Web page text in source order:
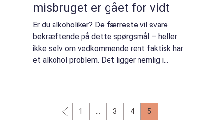
misbruget er gået for vidt
Er du alkoholiker? De færreste vil svare
bekræftende på dette spørgsmål – heller
ikke selv om vedkommende rent faktisk har
et alkohol problem. Det ligger nemlig i
1 3 4 5